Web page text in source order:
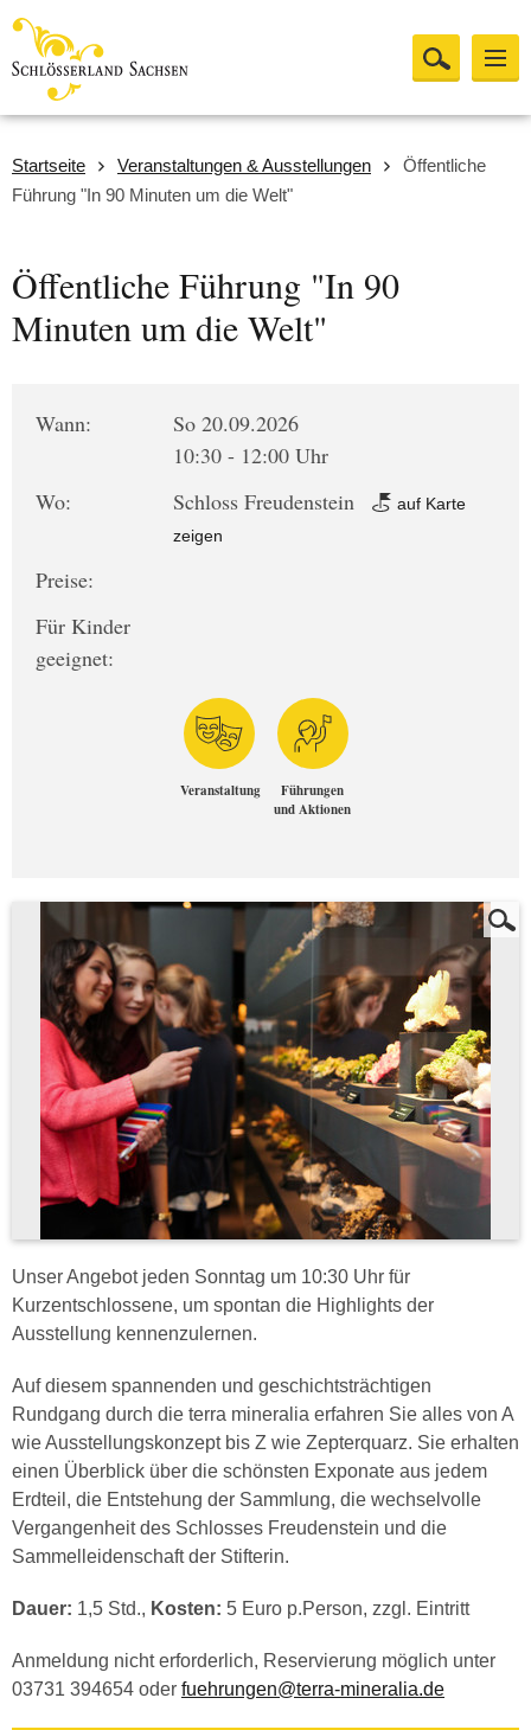
Startseite Veranstaltungen & Ausstellungen
Öffentliche
Führung "In 90 Minuten um die Welt"
Öffentliche Führung "In 90
Minuten um die Welt"
Wann:
So 20.09.2026
10:30 - 12:00 Uhr
Wo:
Schloss Freudenstein
auf Karte
zeigen
Preise:
Für Kinder
geeignet:
Veranstaltung
Führungen
und Aktionen
Unser Angebot jeden Sonntag um 10:30 Uhr für
Kurzentschlossene, um spontan die Highlights der
Ausstellung kennenzulernen.
Auf diesem spannenden und geschichtsträchtigen
Rundgang durch die terra mineralia erfahren Sie alles von A
wie Ausstellungskonzept bis Z wie Zepterquarz. Sie erhalten
einen Überblick über die schönsten Exponate aus jedem
Erdteil, die Entstehung der Sammlung, die wechselvolle
Vergangenheit des Schlosses Freudenstein und die
Sammelleidenschaft der Stifterin.
Dauer: 1,5 Std., Kosten: 5 Euro p.Person, zzgl. Eintritt
Anmeldung nicht erforderlich, Reservierung möglich unter
03731 394654 oder fuehrungen@terra-mineralia.de